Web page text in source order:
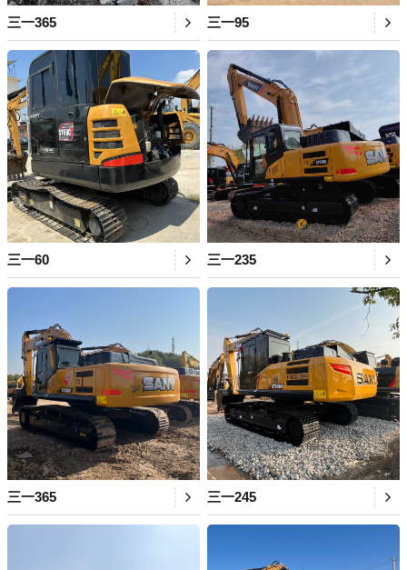
三一365 三一95
三一60 三一235
三一365 三一245